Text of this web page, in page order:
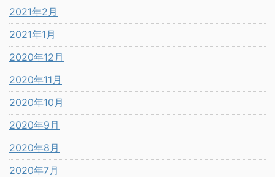
2021年2月
2021年1月
2020年12月
2020年11月
2020年10月
2020年9月
2020年8月
2020年7月